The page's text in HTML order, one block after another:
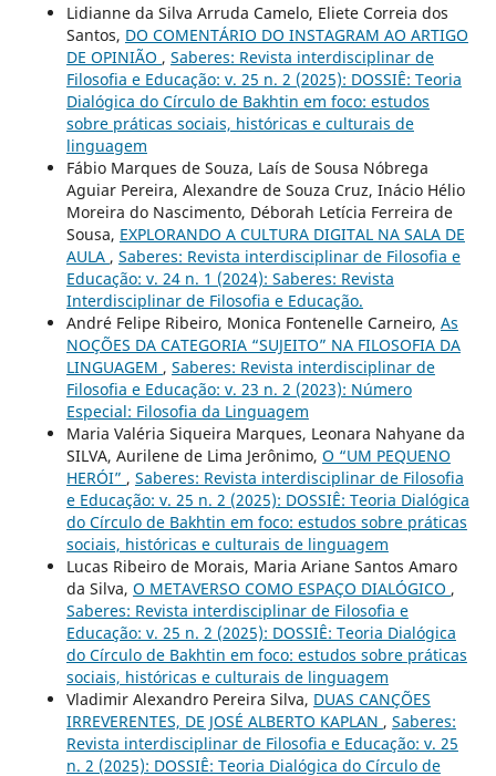
Lidianne da Silva Arruda Camelo, Eliete Correia dos
Santos, DO COMENTÁRIO DO INSTAGRAM AO ARTIGO
DE OPINIÃO , Saberes: Revista interdisciplinar de
Filosofia e Educação: v. 25 n. 2 (2025): DOSSIÊ: Teoria
Dialógica do Círculo de Bakhtin em foco: estudos
sobre práticas sociais, históricas e culturais de
linguagem
Fábio Marques de Souza, Laís de Sousa Nóbrega
Aguiar Pereira, Alexandre de Souza Cruz, Inácio Hélio
Moreira do Nascimento, Déborah Letícia Ferreira de
Sousa, EXPLORANDO A CULTURA DIGITAL NA SALA DE
AULA , Saberes: Revista interdisciplinar de Filosofia e
Educação: v. 24 n. 1 (2024): Saberes: Revista
Interdisciplinar de Filosofia e Educação.
André Felipe Ribeiro, Monica Fontenelle Carneiro, As
NOÇÕES DA CATEGORIA “SUJEITO” NA FILOSOFIA DA
LINGUAGEM , Saberes: Revista interdisciplinar de
Filosofia e Educação: v. 23 n. 2 (2023): Número
Especial: Filosofia da Linguagem
Maria Valéria Siqueira Marques, Leonara Nahyane da
SILVA, Aurilene de Lima Jerônimo, O “UM PEQUENO
HERÓI” , Saberes: Revista interdisciplinar de Filosofia
e Educação: v. 25 n. 2 (2025): DOSSIÊ: Teoria Dialógica
do Círculo de Bakhtin em foco: estudos sobre práticas
sociais, históricas e culturais de linguagem
Lucas Ribeiro de Morais, Maria Ariane Santos Amaro
da Silva, O METAVERSO COMO ESPAÇO DIALÓGICO ,
Saberes: Revista interdisciplinar de Filosofia e
Educação: v. 25 n. 2 (2025): DOSSIÊ: Teoria Dialógica
do Círculo de Bakhtin em foco: estudos sobre práticas
sociais, históricas e culturais de linguagem
Vladimir Alexandro Pereira Silva, DUAS CANÇÕES
IRREVERENTES, DE JOSÉ ALBERTO KAPLAN , Saberes:
Revista interdisciplinar de Filosofia e Educação: v. 25
n. 2 (2025): DOSSIÊ: Teoria Dialógica do Círculo de